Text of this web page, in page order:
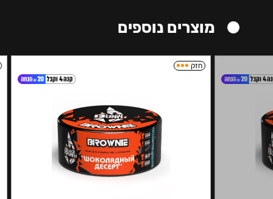
מוצרים נוספים
חזק